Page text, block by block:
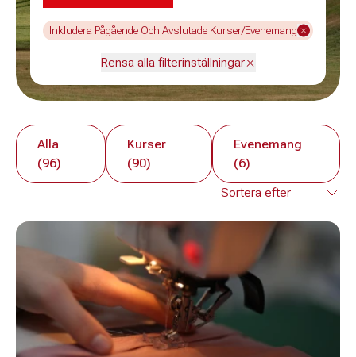
Inkludera Pågående Och Avslutade Kurser/Evenemang
Rensa alla filterinställningar
Alla
(96)
Kurser
(90)
Evenemang
(6)